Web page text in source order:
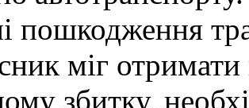
пошкодження
міг
збитку,